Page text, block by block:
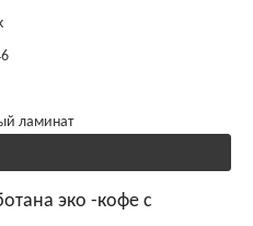
ламинат
эко -кофе с